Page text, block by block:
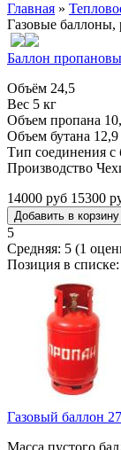
Главная »
Газовые
Баллон
Объём 24,5
Вес 5 кг
Объем пропана
Объем бутана 12,9
Тип соединения
Производство
14000 руб 15300
5
Средняя: 5 (1
Позиция в списке:
Газовый баллон
Масса пустого